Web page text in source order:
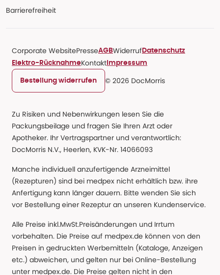
Barrierefreiheit
Corporate WebsitePresseAGBWiderruf Datenschutz
Elektro-RücknahmeKontakt Impressum
Bestellung widerrufen © 2026 DocMorris
Zu Risiken und Nebenwirkungen lesen Sie die
Packungsbeilage und fragen Sie Ihren Arzt oder
Apotheker. Ihr Vertragspartner und verantwortlich:
DocMorris N.V., Heerlen, KVK-Nr. 14066093
Manche individuell anzufertigende Arzneimittel
(Rezepturen) sind bei medpex nicht erhältlich bzw. ihre
Anfertigung kann länger dauern. Bitte wenden Sie sich
vor Bestellung einer Rezeptur an unseren Kundenservice.
Alle Preise inkl.MwSt.Preisänderungen und Irrtum
vorbehalten. Die Preise auf medpex.de können von den
Preisen in gedruckten Werbemitteln (Kataloge, Anzeigen
etc.) abweichen, und gelten nur bei Online-Bestellung
unter medpex.de. Die Preise gelten nicht in den